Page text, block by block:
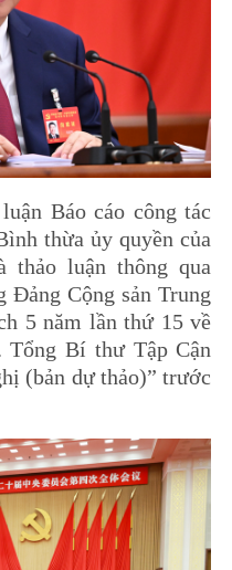
Báo cáo công tác
thừa ủy quyền của
luận thông qua
Đảng Cộng sản Trung
5 năm lần thứ 15 về
Tổng Bí thư Tập Cận
(bản dự thảo)” trước